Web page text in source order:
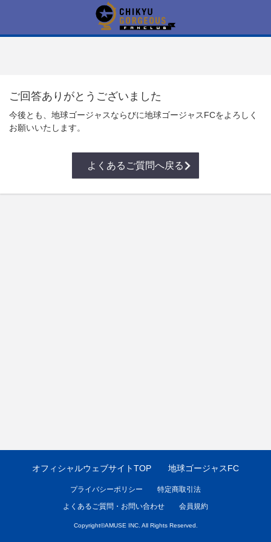
ご回答ありがとうございました
今後とも、地球ゴージャスならびに地球ゴージャスFCをよろしく
お願いいたします。
よくあるご質問へ戻る
オフィシャルウェブサイトTOP 地球ゴージャスFC
プライバシーポリシー
特定商取引法
よくあるご質問・お問い合わせ
会員規約
Copyright©AMUSE INC. All Rights Reserved.